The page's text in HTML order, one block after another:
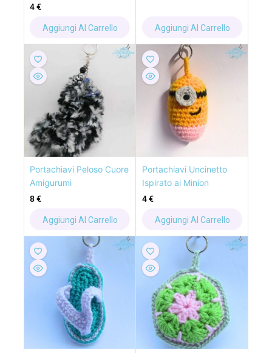
4€
Aggiungi Al Carrello Aggiungi Al Carrello
Portachiavi Peloso Cuore
Amigurumi
8€
Aggiungi Al Carrello
Portachiavi Uncinetto
Ispirato ai Minion
4€
Aggiungi Al Carrello